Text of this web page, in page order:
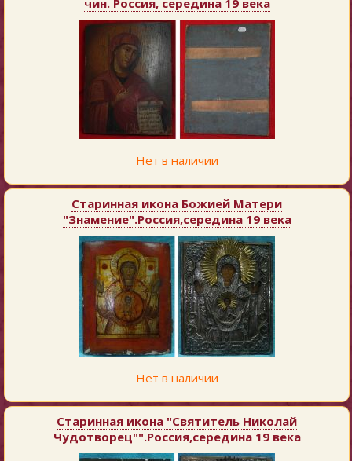
Нет в наличии
Старинная икона Божией Матери
"Знамение".Россия,середина 19 века
Нет в наличии
Старинная икона "Святитель Николай
Чудотворец"".Россия,середина 19 века